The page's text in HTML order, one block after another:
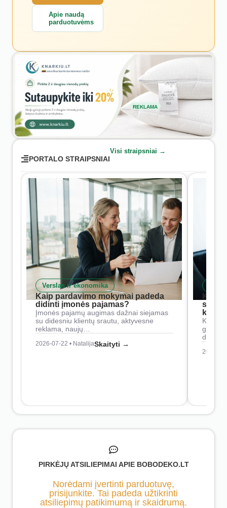
Apie naudą
parduotuvėms
REKLAMA
PORTALO STRAIPSNIAI
Visi straipsniai →
Verslas ir ekonomika
Kaip pardavimo mokymai padeda
didinti įmonės pajamas?
Įmonės pajamų augimas dažnai siejamas
su didesniu klientų srautu, aktyvesne
reklama, naujų…
2026-07-22 • NatalijaSkaityti →
Kaip
2026-
PIRKĖJŲ ATSILIEPIMAI APIE BOBODEKO.LT
Norėdami įvertinti parduotuvę,
prisijunkite. Tai padeda užtikrinti
atsiliepimų patikimumą ir skaidrumą.